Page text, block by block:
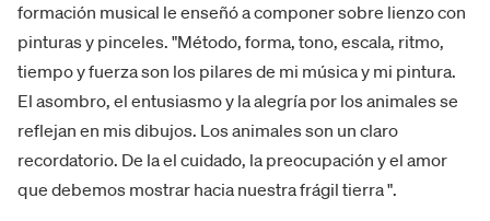
formación musical le enseñó a componer sobre lienzo con
pinturas y pinceles. "Método, forma, tono, escala, ritmo,
tiempo y fuerza son los pilares de mi música y mi pintura.
El asombro, el entusiasmo y la alegría por los animales se
reflejan en mis dibujos. Los animales son un claro
recordatorio. De la el cuidado, la preocupación y el amor
que debemos mostrar hacia nuestra frágil tierra ".